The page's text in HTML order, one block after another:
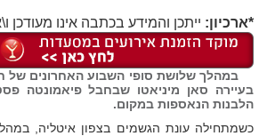
*ארכיון: ייתכן והמידע בכתבה אינו מעודכן
במהלך שלושת סופי השבוע האחרונים של
בעיירה סאן מיניאטו שבחבל פיאמונטה
הלבנות הנאספות במקום.
כשמתחילה עונת הגשמים בצפון איטליה,